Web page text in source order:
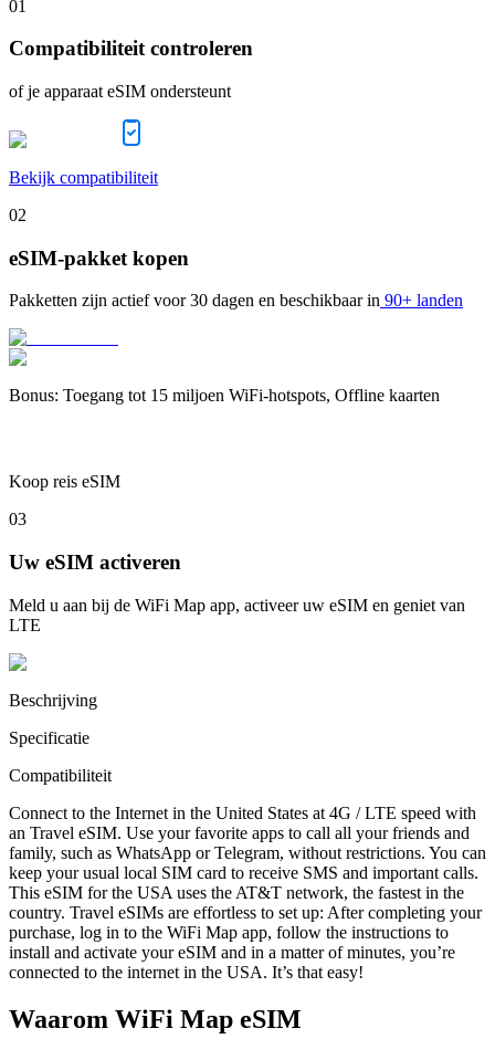
01
Compatibiliteit controleren
of je apparaat eSIM ondersteunt
Bekijk compatibiliteit
02
eSIM-pakket kopen
Pakketten zijn actief voor 30 dagen en beschikbaar in 90+ landen
Bonus: Toegang tot 15 miljoen WiFi-hotspots, Offline kaarten
Koop reis eSIM
03
Uw eSIM activeren
Meld u aan bij de WiFi Map app, activeer uw eSIM en geniet van
LTE
Beschrijving
Specificatie
Compatibiliteit
Connect to the Internet in the United States at 4G / LTE speed with
an Travel eSIM. Use your favorite apps to call all your friends and
family, such as WhatsApp or Telegram, without restrictions. You can
keep your usual local SIM card to receive SMS and important calls.
This eSIM for the USA uses the AT&T network, the fastest in the
country. Travel eSIMs are effortless to set up: After completing your
purchase, log in to the WiFi Map app, follow the instructions to
install and activate your eSIM and in a matter of minutes, you’re
connected to the internet in the USA. It’s that easy!
Waarom WiFi Map eSIM